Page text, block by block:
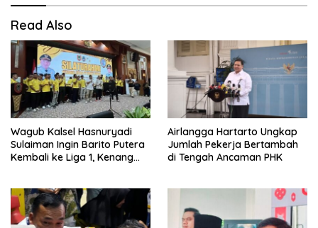
Read Also
Wagub Kalsel Hasnuryadi
Sulaiman Ingin Barito Putera
Kembali ke Liga 1, Kenang
Airlangga Hartarto Ungkap
Jumlah Pekerja Bertambah
di Tengah Ancaman PHK